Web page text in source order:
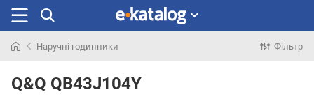
раніше
Наручні годинники Фільтр
Q&Q QB43J104Y